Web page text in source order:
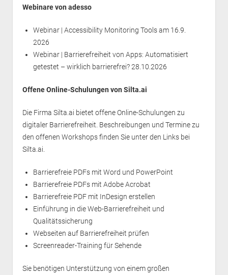
Webinare von adesso
Webinar | Accessibility Monitoring Toolsam 16.9.
2026
Webinar | Barrierefreiheit von Apps: Automatisiert
getestet – wirklich barrierefrei?28.10.2026
Offene Online-Schulungen von Silta.ai
Die Firma Silta.ai bietet offene Online-Schulungen zu
digitaler Barrierefreiheit. Beschreibungen und Termine zu
den offenen Workshops finden Sie unter den Links bei
Silta.ai.
Barrierefreie PDFs mit Word und PowerPoint
Barrierefreie PDFs mit Adobe Acrobat
Barrierefreie PDF mit InDesign erstellen
Einführung in die Web-Barrierefreiheit und
Qualitätssicherung
Webseiten auf Barrierefreiheit prüfen
Screenreader-Training für Sehende
Sie benötigen Unterstützung von einem großen